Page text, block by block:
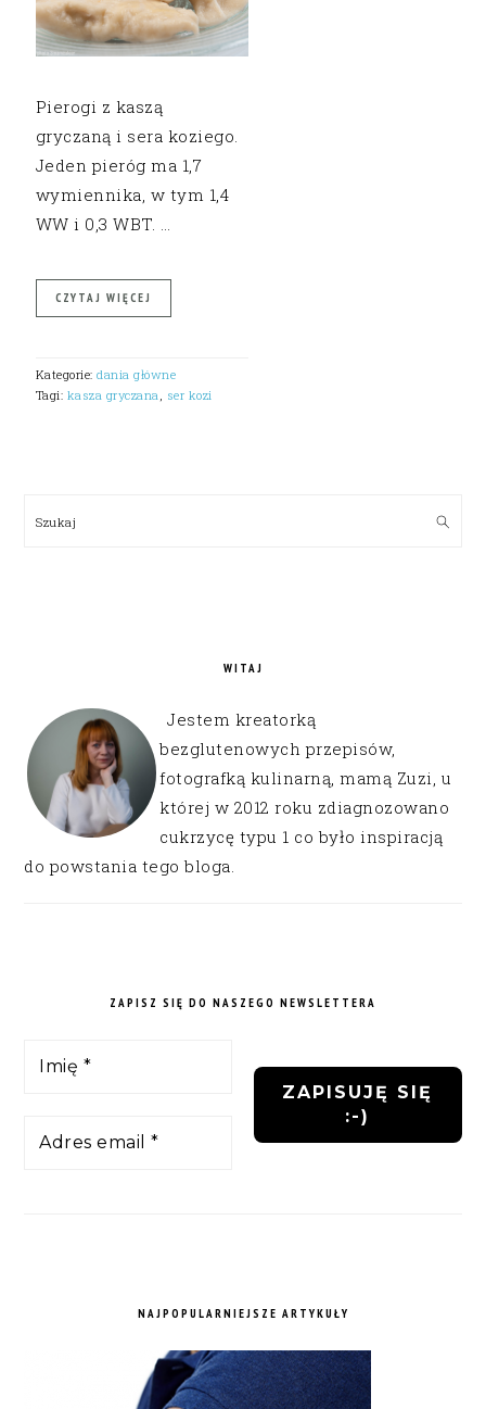
Pierogi z kaszą
gryczaną i sera koziego.
Jeden pieróg ma 1,7
wymiennika, w tym 1,4
WW i 0,3 WBT. …
CZYTAJ WIĘCEJ
Kategorie:dania główne
Tagi: kasza gryczana ser kozi
Szukaj
WITAJ
Jestem kreatorką
bezglutenowych przepisów,
fotografką kulinarną, mamą Zuzi, u
której w 2012 roku zdiagnozowano
cukrzycę typu 1 co było inspiracją
do powstania tego bloga.
ZAPISZ SIĘ DO NASZEGO NEWSLETTERA
NAJPOPULARNIEJSZE ARTYKUŁY